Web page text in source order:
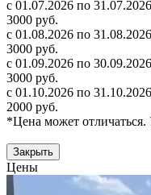
с 01.07.2026 по 31.07.2026
3000 руб.
с 01.08.2026 по 31.08.2026
3000 руб.
с 01.09.2026 по 30.09.2026
3000 руб.
с 01.10.2026 по 31.10.2026
2000 руб.
*Цена может
Закрыть
Цены